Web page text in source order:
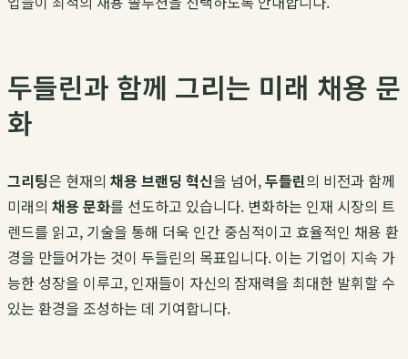
두들린과 함께 그리는 미래 채용 문
화
그리팅은 현재의 채용 브랜딩 혁신을 넘어,두들린의 비전과 함께
미래의 채용 문화를 선도하고 있습니다. 변화하는 인재 시장의 트
렌드를 읽고, 기술을 통해 더욱 인간 중심적이고 효율적인 채용 환
경을 만들어가는 것이 두들린의 목표입니다. 이는 기업이 지속 가
능한 성장을 이루고, 인재들이 자신의 잠재력을 최대한 발휘할 수
있는 환경을 조성하는 데 기여합니다.